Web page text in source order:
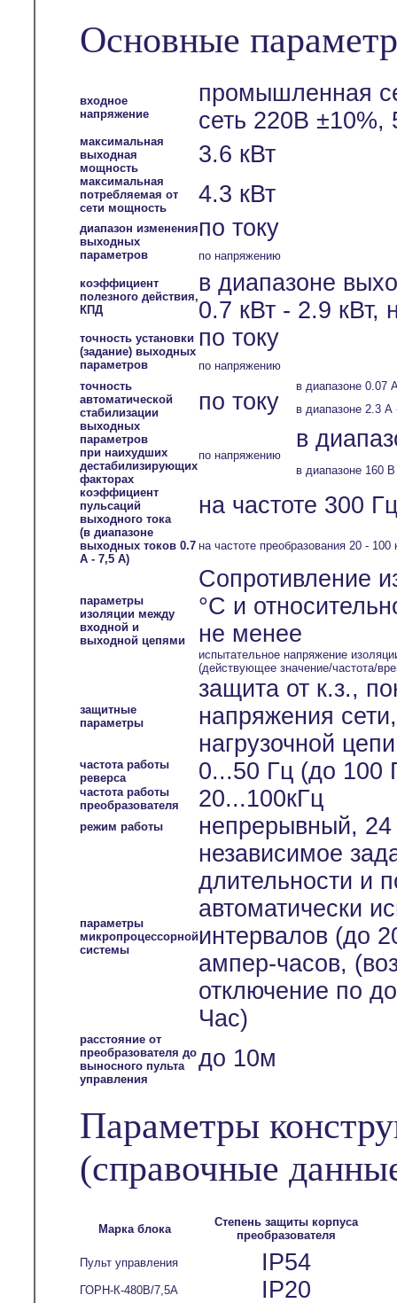
Основные
входное
напряжение
промышленная
сеть 220В ±10%,
максимальная
выходная
мощность
3.6 кВт
максимальная
потребляемая от
сети мощность
4.3 кВт
диапазон изменения
выходных
параметров
по току
по напряжению
коэффициент
полезного действия,
КПД
в диапазоне
0.7 кВт - 2.9 кВт,
точность установки
(задание) выходных
параметров
по току
по напряжению
точность
автоматической
стабилизации
выходных
параметров
при наихудших
дестабилизирующих
факторах
по току
в диапазоне 0.07
в диапазоне 2.3 А
по напряжению
в
в диапазоне 160
коэффициент
пульсаций
выходного тока
(в диапазоне
выходных токов 0.7
А - 7,5 А)
на частоте 300
на частоте преобразования 20 - 100
параметры
изоляции между
входной и
выходной цепями
Сопротивление
°С и
не менее
испытательное напряжение
(действующее значение/частота/
защитные
параметры
защита от к.з.,
напряжения
нагрузочной
частота работы
реверса
0...50 Гц (до 100
частота работы
преобразователя
20...100кГц
режим работы непрерывный, 24
параметры
микропроцессорной
системы
независимое
длительности и
автоматически
интервалов (до
ампер-часов,
отключение по
Час)
расстояние от
преобразователя до
выносного пульта
управления
до 10м
Параметры
(справочные
Марка блока
Степень защиты корпуса
преобразователя
Пульт управления IP54
ГОРН-К-480В/7,5А IP20